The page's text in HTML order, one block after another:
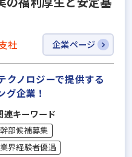
社 企業ページ
クノロジーで提供する
企業！
連キーワード
幹部候補募集
業界経験者優遇